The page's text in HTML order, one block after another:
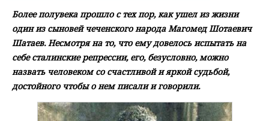
Более полувека прошло с тех пор, как ушел из жизни
один из сыновей чеченского народа Магомед Шотаевич
Шатаев. Несмотря на то, что ему довелось испытать на
себе сталинские репрессии, его, безусловно, можно
назвать человеком со счастливой и яркой судьбой,
достойного чтобы о нем писали и говорили.